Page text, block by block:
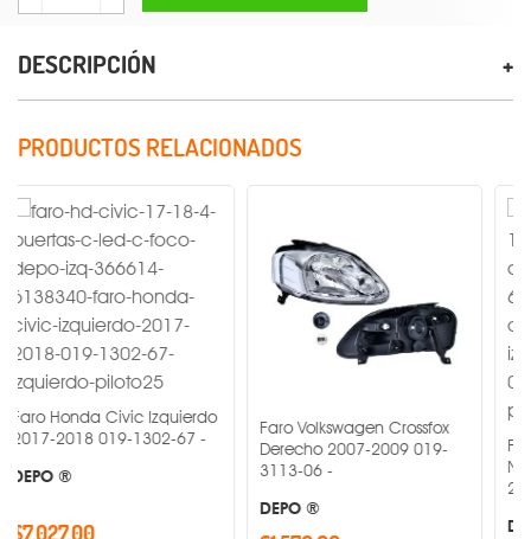
DESCRIPCIÓN
PRODUCTOS RELACIONADOS
Civic Izquierdo
019-1302-67 -
Faro Volkswagen Crossfox
Derecho 2007-2009 019-
Faro Fondo
Nissan
2016-2018